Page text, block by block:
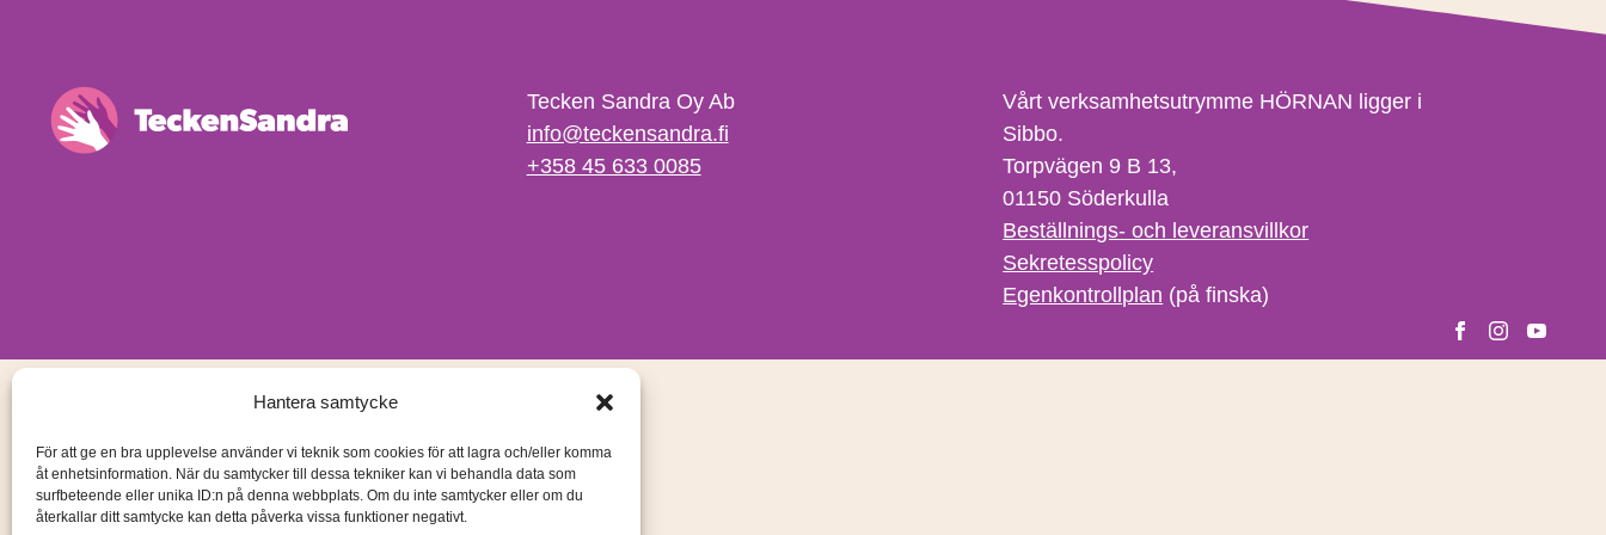
Hantera samtycke
För att ge en bra upplevelse använder vi teknik som cookies för att lagra och/eller komma
åt enhetsinformation. När du samtycker till dessa tekniker kan vi behandla data som
surfbeteende eller unika ID:n på denna webbplats. Om du inte samtycker eller om du
återkallar ditt samtycke kan detta påverka vissa funktioner negativt.
Tecken Sandra Oy Ab
info@teckensandra.fi
+358 45 633 0085
Vårt verksamhetsutrymme HÖRNAN ligger i
Sibbo.
Torpvägen 9 B 13,
01150 Söderkulla
Beställnings- och leveransvillkor
Sekretesspolicy
Egenkontrollplan (på finska)